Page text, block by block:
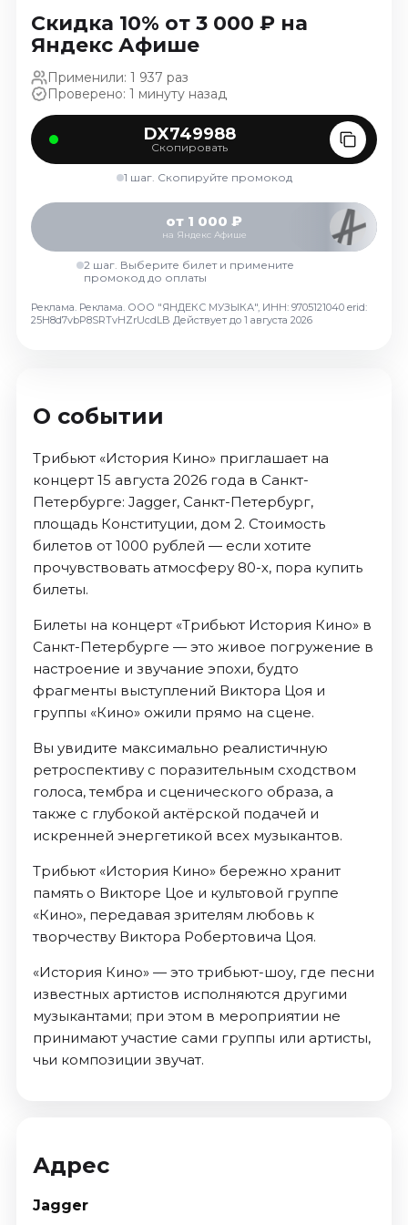
Декабрь 2026
Спорт
Август 2026
Сентябрь 2026
Декабрь 2026
Август 2026
Сентябрь 2026
Октябрь 2026
Ноябрь 2026
Декабрь 2026
Скидка 10% от 3 000 ₽ на
Яндекс Афише
Применили: 1 937 раз
Проверено: 1 минуту назад
DX749988
Скопировать
1 шаг. Скопируйте промокод
от 1 000 ₽
на Яндекс Афише
2 шаг. Выберите билет и примените
промокод до оплаты
Реклама. Реклама. ООО "ЯНДЕКС МУЗЫКА", ИНН: 9705121040 erid:
25H8d7vbP8SRTvHZrUcdLB Действует до 1 августа 2026
О событии
Трибьют «История Кино» приглашает на
концерт 15 августа 2026 года в Санкт-
Петербурге: Jagger, Санкт-Петербург,
площадь Конституции, дом 2. Стоимость
билетов от 1000 рублей — если хотите
прочувствовать атмосферу 80-х, пора купить
билеты.
Билеты на концерт «Трибьют История Кино» в
Санкт-Петербурге — это живое погружение в
настроение и звучание эпохи, будто
фрагменты выступлений Виктора Цоя и
группы «Кино» ожили прямо на сцене.
Вы увидите максимально реалистичную
ретроспективу с поразительным сходством
голоса, тембра и сценического образа, а
также с глубокой актёрской подачей и
искренней энергетикой всех музыкантов.
Трибьют «История Кино» бережно хранит
память о Викторе Цое и культовой группе
«Кино», передавая зрителям любовь к
творчеству Виктора Робертовича Цоя.
«История Кино» — это трибьют-шоу, где песни
известных артистов исполняются другими
музыкантами; при этом в мероприятии не
принимают участие сами группы или артисты,
чьи композиции звучат.
Адрес
Jagger